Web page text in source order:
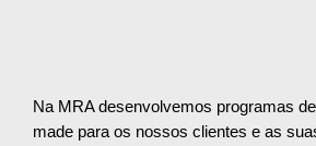
Na MRA desenvolvemos programas
made para os nossos clientes e as